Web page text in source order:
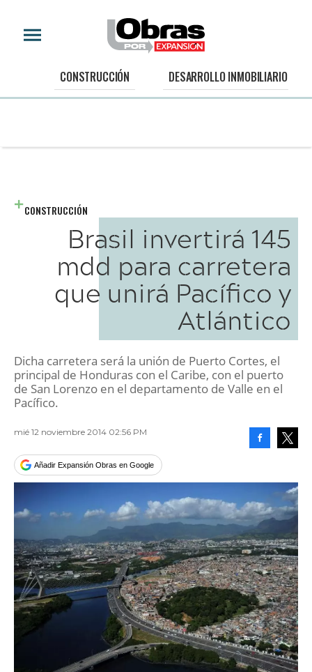
CONSTRUCCIÓN DESARROLLO INMOBILIARIO
CONSTRUCCIÓN
Brasil invertirá 145
mdd para carretera
que unirá Pacífico y
Atlántico
Dicha carretera será la unión de Puerto Cortes, el
principal de Honduras con el Caribe, con el puerto
de San Lorenzo en el departamento de Valle en el
Pacífico.
mié 12 noviembre 2014 02:56 PM
Añadir Expansión Obras en Google